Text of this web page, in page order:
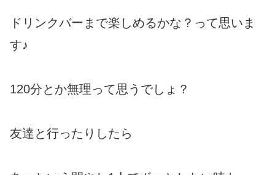
ドリンクバーまで楽しめるかな？って思いま
す♪
120分とか無理って思うでしょ？
友達と行ったりしたら